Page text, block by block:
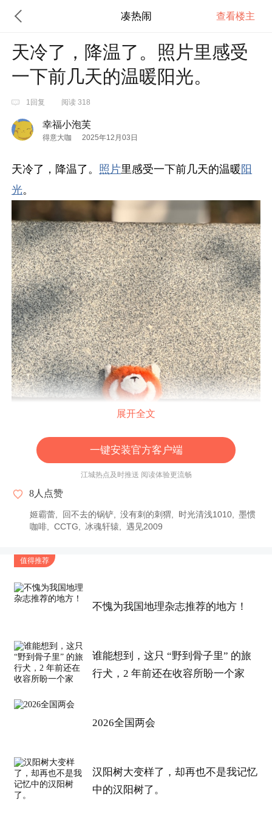
凑热闹 查看楼主
天冷了，降温了。照片里感受
一下前几天的温暖阳光。
1回复 阅读 318
幸福小泡芙
得意大咖 2025年12月03日
天冷了，降温了。 照片里感受一下前几天的温暖 阳
光。
展开全文
一键安装官方客户端
江城热点及时推送 阅读体验更流畅
8人点赞
姬霸蕾 回不去的锅铲 没有刺的刺猬 时光清浅1010
墨惯
咖啡
CCTG 冰魂轩辕 遇见2009
值得推荐
不愧为我国地理杂志推荐的地方！
谁能想到，这只 “野到骨子里” 的旅
行犬，2 年前还在收容所盼一个家
2026全国两会
汉阳树大变样了，却再也不是我记忆
中的汉阳树了。